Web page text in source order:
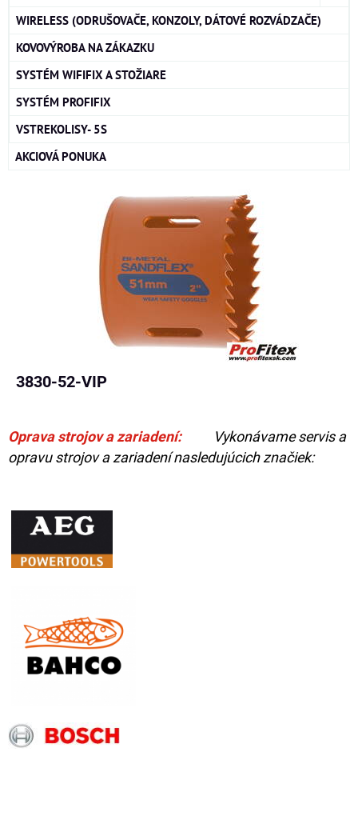
WIRELESS (ODRUŠOVAČE, KONZOLY, DÁTOVÉ ROZVÁDZAČE)
KOVOVÝROBA NA ZÁKAZKU
SYSTÉM WIFIFIX A STOŽIARE
SYSTÉM PROFIFIX
VSTREKOLISY- 5S
AKCIOVÁ PONUKA
3830-52-VIP
Oprava strojov a zariadení:
Vykonávame servis a
opravu strojov a zariadení nasledujúcich značiek: